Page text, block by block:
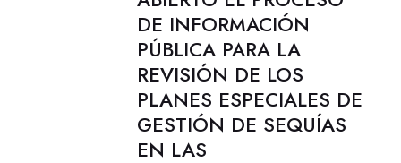
DE INFORMACIÓN
PÚBLICA PARA LA
REVISIÓN DE LOS
PLANES ESPECIALES DE
GESTIÓN DE SEQUÍAS
EN LAS